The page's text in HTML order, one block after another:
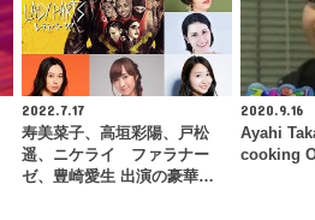
2022.7.17
寿美菜子、高垣彩陽、戸松
遥、ニケライ ファラナー
ゼ、豊崎愛生 出演の豪華…
2020.9.16
Ayahi
cooking